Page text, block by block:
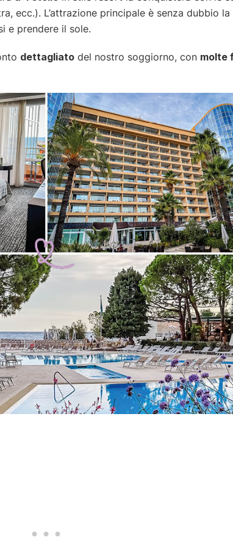
ecc.). L’attrazione principale è senza dubbio la
e prendere il sole.
dettagliato del nostro soggiorno, con molte